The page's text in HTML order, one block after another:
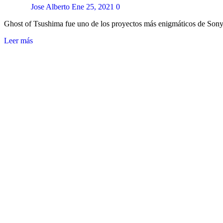
Jose Alberto Ene 25, 2021 0
Ghost of Tsushima fue uno de los proyectos más enigmáticos de
Leer más